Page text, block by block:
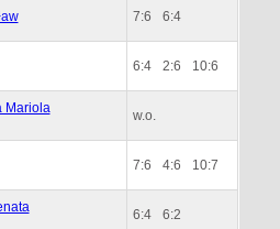
7:6 6:4
6:4 2:6 10:6
Mariola
w.o.
7:6 4:6 10:7
6:4 6:2